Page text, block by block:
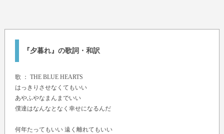
『夕暮れ』の歌詞・和訳
歌 ： THE BLUE HEARTS
はっきりさせなくてもいい
あやふやなまんまでいい
僕達はなんなとなく幸せになるんだ
何年たってもいい 遠く離れてもいい